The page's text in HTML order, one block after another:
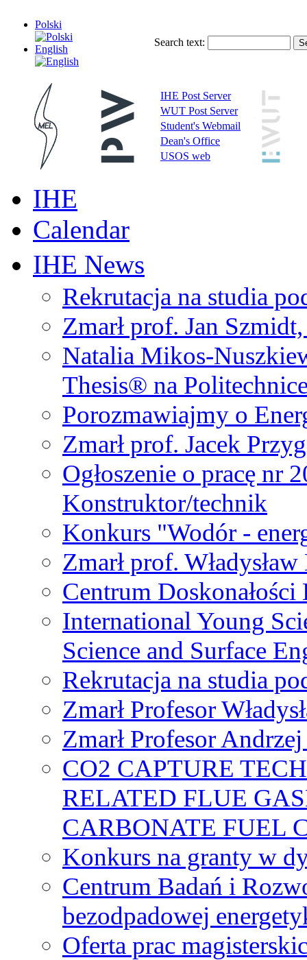
Polski
English
Search text:
IHE Post Server
WUT Post Server
Student's Webmail
Dean's Office
USOS web
IHE
Calendar
IHE News
Rekrutacja na studia
Zmarł prof. Jan
Natalia Mikos-
Thesis® na
Porozmawiajmy o
Zmarł prof. Jacek
Ogłoszenie o pracę nr
Konstruktor/technik
Konkurs "Wodór -
Zmarł prof.
Centrum
International Young
Science and Surface
Rekrutacja na studia
Zmarł Profesor
Zmarł Profesor
CO2 CAPTURE
RELATED FLUE
CARBONATE FUEL
Konkurs na granty w
Centrum Badań i
bezodpadowej
Oferta prac